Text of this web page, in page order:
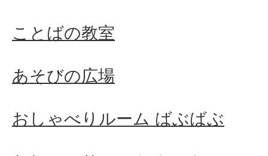
ことばの教室
あそびの広場
おしゃべりルーム ばぶばぶ